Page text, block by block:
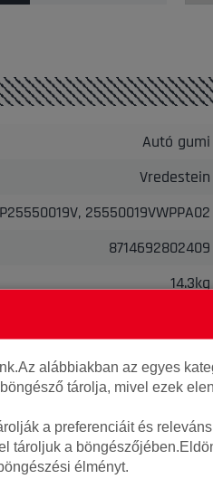
Autó gumi
Vredestein
25550019VWPPA02
8714692802409
14.3kg
Nem
alábbiakban az egyes
tárolja, mivel ezek
a preferenciáit és
tároljuk a
élményt.